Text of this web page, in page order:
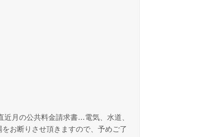
月の公共料金請求書…電気、水道、
お断りさせ頂きますので、予めご了